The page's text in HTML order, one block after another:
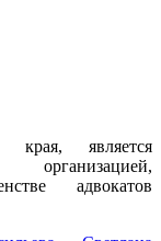
края, является
организацией,
адвокатов